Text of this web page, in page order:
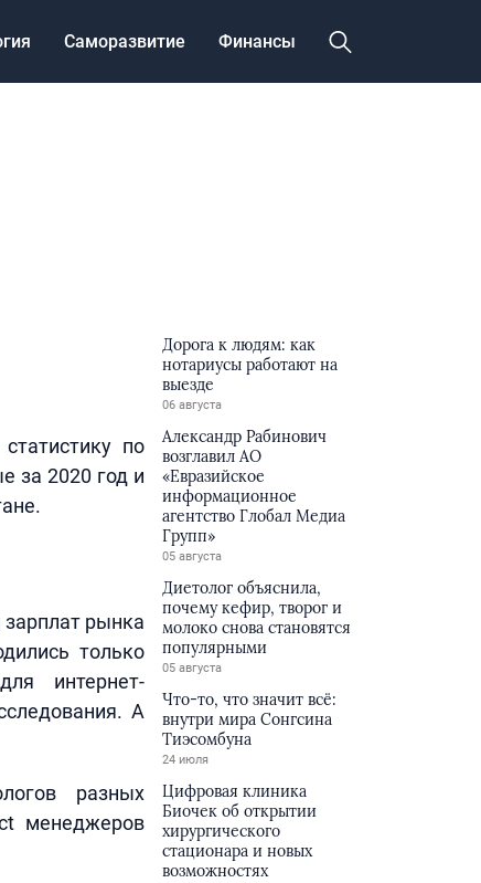
Саморазвитие Финансы
по
за 2020 год и
зарплат рынка
только
интернет-
А
разных
менеджеров
Дорога к людям: как
нотариусы работают на
выезде
06 августа
Александр Рабинович
возглавил АО
«Евразийское
информационное
агентство Глобал Медиа
Групп»
05 августа
Диетолог объяснила,
почему кефир, творог и
молоко снова становятся
популярными
05 августа
Что-то, что значит всё:
внутри мира Сонгсина
Тиэсомбуна
24 июля
Цифровая клиника
Биочек об открытии
хирургического
стационара и новых
возможностях